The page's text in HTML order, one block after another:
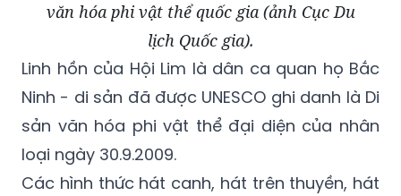
văn hóa phi vật thể quốc gia (ảnh Cục Du
lịch Quốc gia).
Linh hồn của Hội Lim là dân ca quan họ Bắc
Ninh - di sản đã được UNESCO ghi danh là Di
sản văn hóa phi vật thể đại diện của nhân
loại ngày 30.9.2009.
Các hình thức hát canh, hát trên thuyền, hát